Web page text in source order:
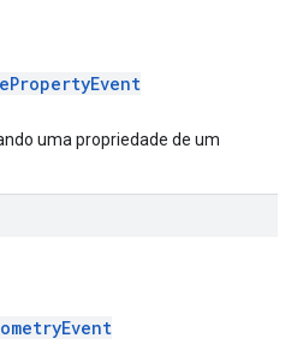
uma propriedade de um